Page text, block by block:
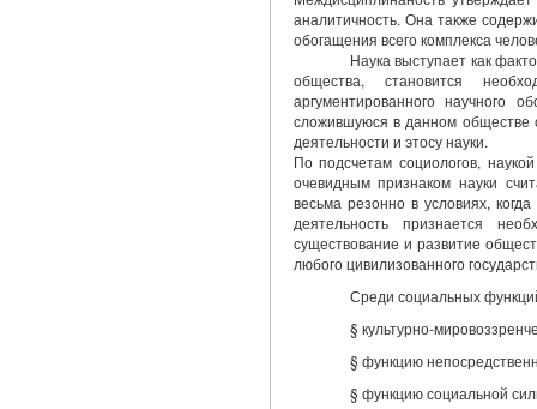
аналитичность. Она также
обогащения всего комплекса
Наука выступает как
общества, становится
аргументированного научного
сложившуюся в данном обществе
деятельности и этосу науки.
По подсчетам социологов,
очевидным признаком науки
весьма резонно в условиях,
деятельность признается
существование и развитие
любого цивилизованного
Среди социальных
§ культурно-
§ функцию
§ функцию социальной